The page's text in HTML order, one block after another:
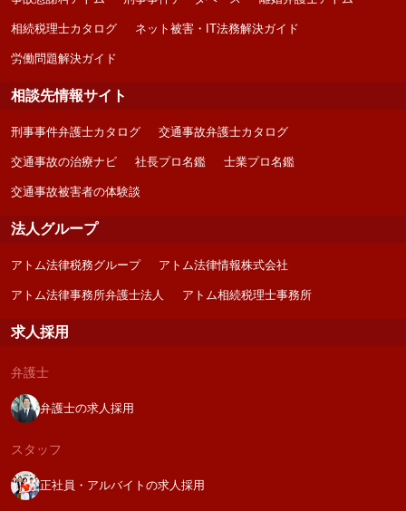
相続税理士カタログ ネット被害・IT法務解決ガイド
労働問題解決ガイド
相談先情報サイト
刑事事件弁護士カタログ 交通事故弁護士カタログ
交通事故の治療ナビ 社長プロ名鑑 士業プロ名鑑
交通事故被害者の体験談
法人グループ
アトム法律税務グループ アトム法律情報株式会社
アトム法律事務所弁護士法人 アトム相続税理士事務所
求人採用
弁護士
弁護士の求人採用
スタッフ
正社員・アルバイトの求人採用